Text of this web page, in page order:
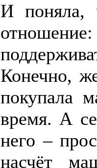
И поняла,
Конечно,
покупала
время. А
него –
насчёт